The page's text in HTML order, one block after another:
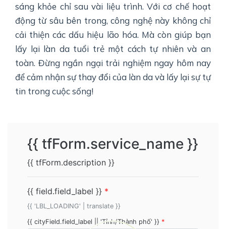
sáng khỏe chỉ sau vài liệu trình. Với cơ chế hoạt
động từ sâu bên trong, công nghệ này không chỉ
cải thiện các dấu hiệu lão hóa. Mà còn giúp bạn
lấy lại làn da tuổi trẻ một cách tự nhiên và an
toàn. Đừng ngần ngại trải nghiệm ngay hôm nay
để cảm nhận sự thay đổi của làn da và lấy lại sự tự
tin trong cuộc sống!